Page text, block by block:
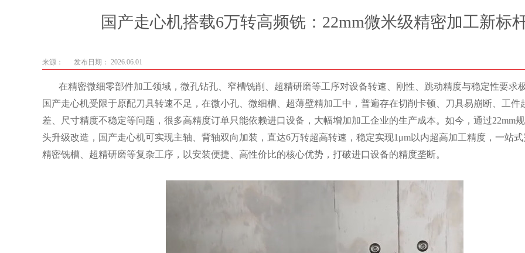
国产走心机搭载6万转高频铣：22mm微米级精密加工新标
来源： 发布日期： 2026.06.01
在精密微细零部件加工领域，微孔钻孔、窄槽铣削、超精研磨等工序对设备转速、刚性、跳动精度与稳定性要求
国产走心机受限于原配刀具转速不足，在微小孔、微细槽、超薄壁精加工中，普遍存在切削卡顿、刀具易崩断、工件
差、尺寸精度不稳定等问题，很多高精度订单只能依赖进口设备，大幅增加加工企业的生产成本。如今，通过22mm
头升级改造，国产走心机可实现主轴、背轴双向加装，直达6万转超高转速，稳定实现1μm以内超高加工精度，一站
精密铣槽、超精研磨等复杂工序，以安装便捷、高性价比的核心优势，打破进口设备的精度垄断。